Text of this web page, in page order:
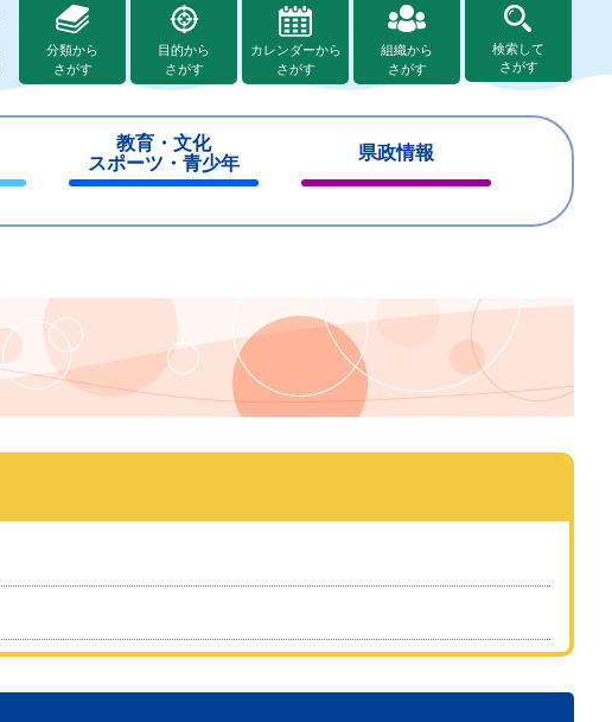
分類から
さがす
目的から
さがす
カレンダーから
さがす
組織から
さがす
検索して
さがす
教育・文化
スポーツ・青少年
じ
県政情報
じ